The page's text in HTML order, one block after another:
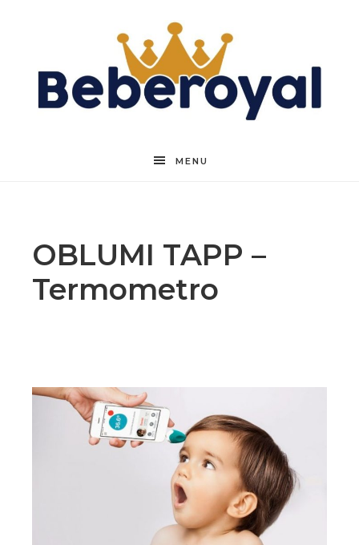
Beberoyal
MENU
OBLUMI TAPP –
Termometro